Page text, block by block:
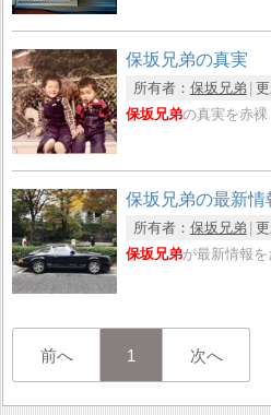
保坂兄弟の真実
所有者： 保坂兄弟 更
保坂兄弟の真実を赤
保坂兄弟の最新情
所有者： 保坂兄弟 更
保坂兄弟が最新情報を
前へ 1 次へ